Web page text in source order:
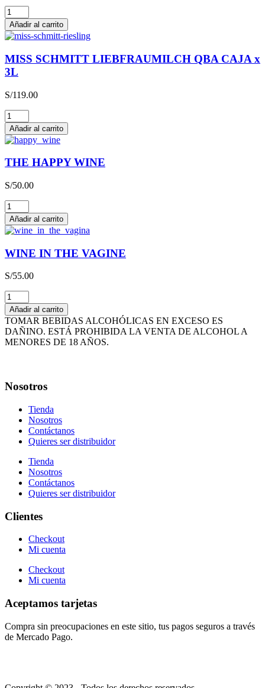
JAGERSCHOPPEN
SCHMITT
SÖHNE
cantidad
Añadir al carrito
MISS SCHMITT LIEBFRAUMILCH QBA CAJA x
3L
S/119.00
MISS
SCHMITT
LIEBFRAUMILCH
QBA
CAJA
x
cantidad
Añadir al carrito
THE HAPPY WINE
S/50.00
THE
HAPPY
WINE
cantidad
Añadir al carrito
WINE IN THE VAGINE
S/55.00
WINE
IN
THE
VAGINE
cantidad
Añadir al carrito
TOMAR BEBIDAS ALCOHÓLICAS EN EXCESO ES
DAÑINO. ESTÁ PROHIBIDA LA VENTA DE ALCOHOL A
MENORES DE 18 AÑOS.
Nosotros
Tienda
Nosotros
Contáctanos
Quieres ser distribuidor
Tienda
Nosotros
Contáctanos
Quieres ser distribuidor
Clientes
Checkout
Mi cuenta
Checkout
Mi cuenta
Aceptamos tarjetas
Compra sin preocupaciones en este sitio, tus pagos seguros a través
de Mercado Pago.